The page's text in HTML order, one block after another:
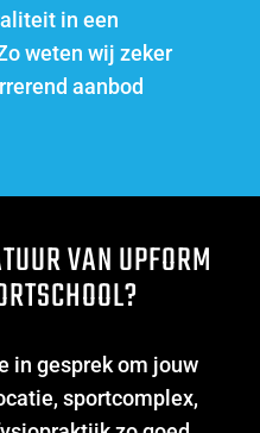
in een
weten wij zeker
aanbod
VAN UPFORM
in gesprek om jouw
sportcomplex,